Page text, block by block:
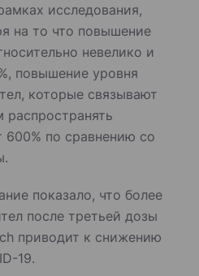
исследования,
на то что повышение
невелико и
повышение уровня
которые связывают
распространять
600% по сравнению со
показало, что более
после третьей дозы
приводит к снижению
19.